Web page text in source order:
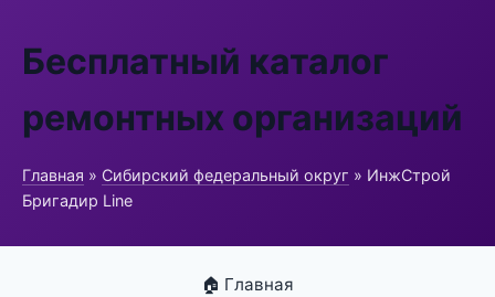
Бесплатный каталог
ремонтных организаций
Главная » Сибирский федеральный округ » ИнжСтрой
Бригадир Line
🏠 Главная